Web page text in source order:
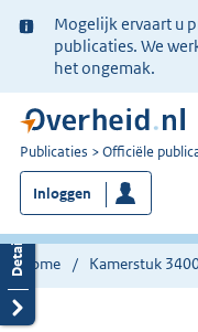
Ter
informatie:
Mogelijk ervaart u
publicaties. We
het ongemak.
U
bent
nu
hier:
Publicaties Officiële
Inloggen
Home Kamerstuk